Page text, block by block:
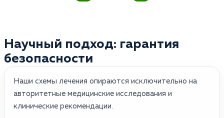
Научный подход: гарантия
безопасности
Наши схемы лечения опираются исключительно на
авторитетные медицинские исследования и
клинические рекомендации.